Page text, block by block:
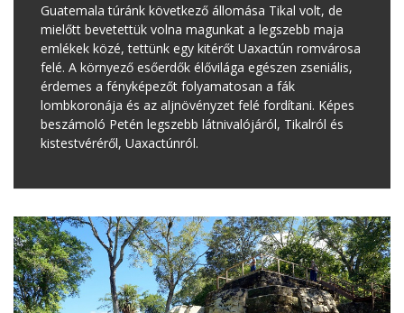
Guatemala túránk következő állomása Tikal volt, de
mielőtt bevetettük volna magunkat a legszebb maja
emlékek közé, tettünk egy kitérőt Uaxactún romvárosa
felé. A környező esőerdők élővilága egészen zseniális,
érdemes a fényképezőt folyamatosan a fák
lombkoronája és az aljnövényzet felé fordítani. Képes
beszámoló Petén legszebb látnivalójáról, Tikalról és
kistestvéréről, Uaxactúnról.